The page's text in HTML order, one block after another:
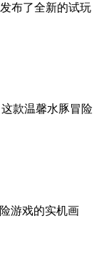
布了全新的试玩
这款温馨水豚冒险
游戏的实机画